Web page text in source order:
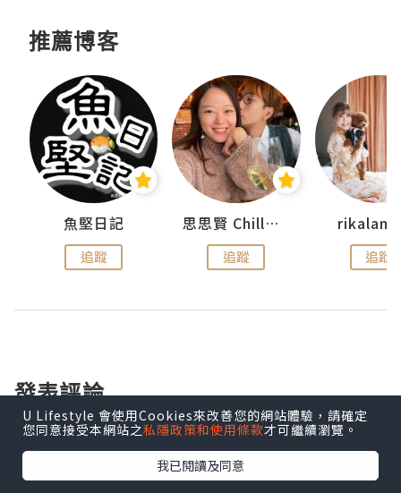
推薦博客
魚堅日記
追蹤
思思賢 ChillMyBabe
追蹤 追蹤
發表評論
登入發表評論
U Lifestyle 會使用Cookies來改善您的網站體驗，請確定
您同意接受本網站之私隱政策和使用條款才可繼續瀏覽。
我已閱讀及同意